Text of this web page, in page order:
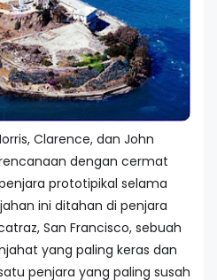
Clarence, dan John
dengan cermat
prototipikal selama
ini ditahan di penjara
San Francisco, sebuah
yang paling keras dan
penjara yang paling susah